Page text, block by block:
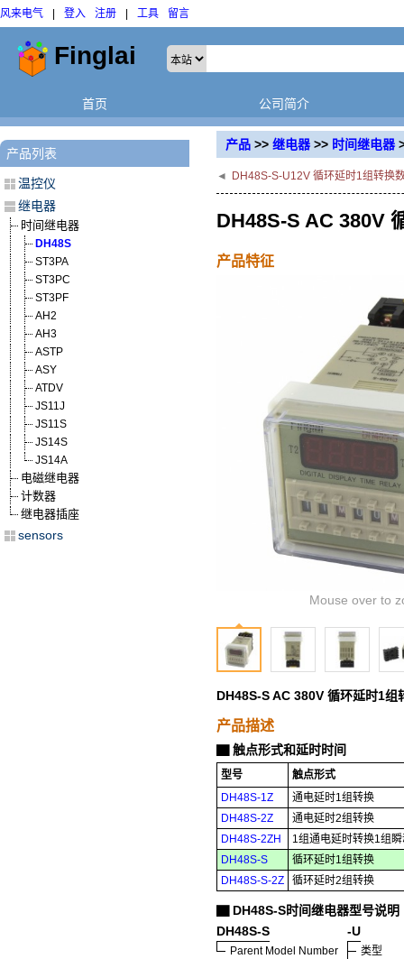
风来电气 登入 注册 工具 留言
首页 公司简介
产品 >> 继电器>> 时间继电器
◄ DH48S-S-U12V 循环延时1组转换
DH48S-S AC 380V
产品特征
Mouse over to
DH48S-S AC 380V 循环延时1组
产品描述
触点形式和延时时间
型号
触点形式
DH48S-1Z
通电延时1组转换
DH48S-2Z
通电延时2组转换
DH48S-2ZH
1组通电延时转换1组
DH48S-S
循环延时1组转换
DH48S-S-2Z
循环延时2组转换
DH48S-S时间继电器型号说明
DH48S-S
Parent Model Number
-U
类型
产品列表
温控仪
继电器
时间继电器
DH48S
ST3PA
ST3PC
ST3PF
AH2
AH3
ASTP
ASY
ATDV
JS11J
JS11S
JS14S
JS14A
电磁继电器
计数器
继电器插座
sensors